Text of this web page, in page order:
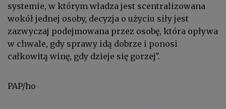
systemie, w którym władza jest scentralizowana
wokół jednej osoby, decyzja o użyciu siły jest
zazwyczaj podejmowana przez osobę, która opływa
w chwale, gdy sprawy idą dobrze i ponosi
całkowitą winę, gdy dzieje się gorzej".
PAP/ho